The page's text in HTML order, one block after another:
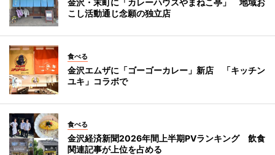
金沢・末町に「カレーハウスやまねこ亭」 地域お
こし活動通じ念願の独立店
食べる
金沢エムザに「ゴーゴーカレー」新店 「キッチン
ユキ」コラボで
食べる
金沢経済新聞2026年間上半期PVランキング 飲食
関連記事が上位を占める